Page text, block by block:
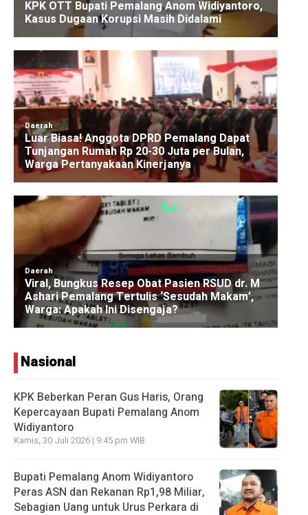
Nasional
KPK Beberkan Peran Gus Haris, Orang
Kepercayaan Bupati Pemalang Anom
Widiyantoro
Kamis, 30 Juli 2026 | 9:45 pm WIB
Bupati Pemalang Anom Widiyantoro
Peras ASN dan Rekanan Rp1,98 Miliar,
Sebagian Uang untuk Urus Perkara di